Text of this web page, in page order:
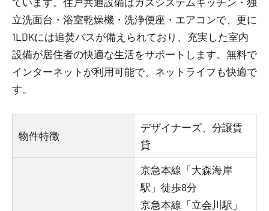
立洗面台・浴室乾燥機・洗浄便座・エアコンで、更に
1LDKには追焚バスが備えられており、充実した室内
設備が居住者の快適な生活をサポートします。無料で
インターネットが利用可能で、ネットライフも快適で
す。
物件特徴
デザイナーズ、分譲賃
貸
京急本線「大森海岸
駅」徒歩8分
京急本線「立会川駅」